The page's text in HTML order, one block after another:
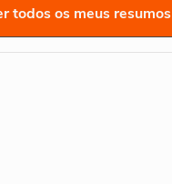
todos os meus resumos